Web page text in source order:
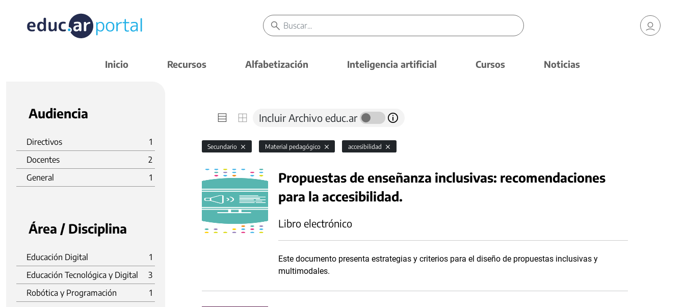
Inicio Recursos Alfabetización Inteligencia artificial Cursos Noticias
Audiencia
Directivos
1
Docentes
2
General
1
Área / Disciplina
Educación Digital
1
Educación Tecnológica y Digital
3
Robótica y Programación
1
Incluir Archivo educ.ar
Secundario Material pedagógico accesibilidad
Propuestas de enseñanza inclusivas: recomendaciones
para la accesibilidad.
Libro electrónico
Este documento presenta estrategias y criterios para el diseño de propuestas inclusivas y
multimodales.